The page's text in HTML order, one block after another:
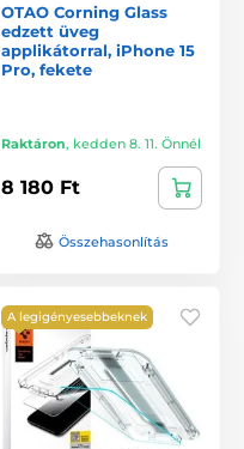
OTAO Corning Glass
edzett üveg
applikátorral, iPhone 15
Pro, fekete
Raktáron, kedden 8. 11. Önnél
8 180 Ft
Összehasonlítás
A legigényesebbeknek